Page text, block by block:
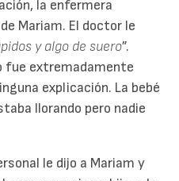
la enfermera
Mariam. El doctor le
y algo de suero”.
fue extremadamente
explicación. La bebé
llorando pero nadie
le dijo a Mariam y